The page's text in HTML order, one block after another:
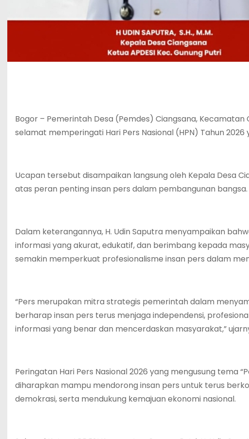
Bogor – Pemerintah Desa (Pemdes) Ciangsana,
selamat memperingati Hari Pers Nasional (HPN) Tahun 2026
Ucapan tersebut disampaikan langsung oleh Kepala Desa
atas peran penting insan pers dalam pembangunan bangsa.
Dalam keterangannya, H. Udin Saputra menyampaikan
informasi yang akurat, edukatif, dan berimbang kepada
semakin memperkuat profesionalisme insan pers dalam
“Pers merupakan mitra strategis pemerintah dalam
berharap insan pers terus menjaga independensi,
informasi yang benar dan mencerdaskan masyarakat,”
Peringatan Hari Pers Nasional 2026 yang mengusung tema
diharapkan mampu mendorong insan pers untuk terus
demokrasi, serta mendukung kemajuan ekonomi nasional.